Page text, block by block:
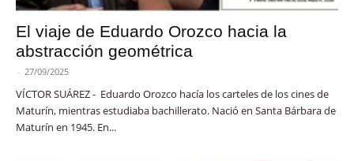
El viaje de Eduardo Orozco hacia la
abstracción geométrica
- 27/09/2025
VÍCTOR SUÁREZ - Eduardo Orozco hacía los carteles de los cines de
Maturín, mientras estudiaba bachillerato. Nació en Santa Bárbara de
Maturín en 1945. En...